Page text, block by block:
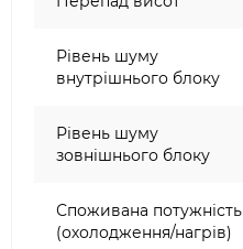
Рівень шуму
внутрішнього блоку
Рівень шуму
зовнішнього блоку
Споживана потужність
(охолодження/нагрів)